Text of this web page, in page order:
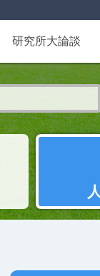
研究所大論談